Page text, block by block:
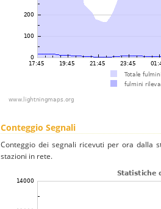
Conteggio Segnali
Conteggio dei segnali ricevuti per ora dalla
stazioni in rete.